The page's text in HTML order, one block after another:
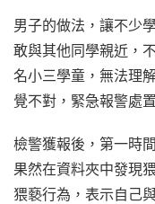
男子的做法，讓不少
敢與其他同學親近，
名小三學童，無法理
覺不對，緊急報警處
檢警獲報後，第一時
果然在資料夾中發現
猥褻行為，表示自己